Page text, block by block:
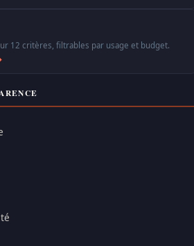
12 critères, filtrables par usage et budget.